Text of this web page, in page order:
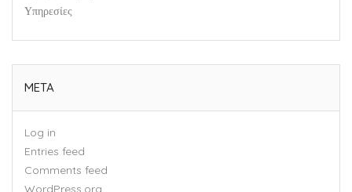
Υπηρεσίες
META
Log in
Entries feed
Comments feed
WordPress.org